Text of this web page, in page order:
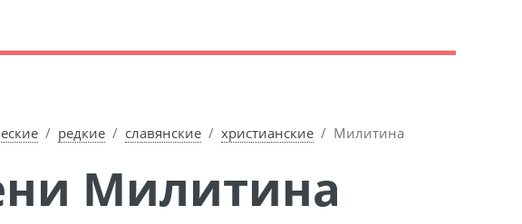
редкие славянские христианские Милитина
Милитина